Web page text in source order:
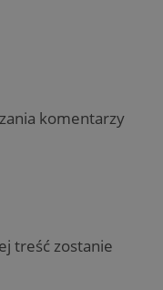
komentarzy
treść zostanie